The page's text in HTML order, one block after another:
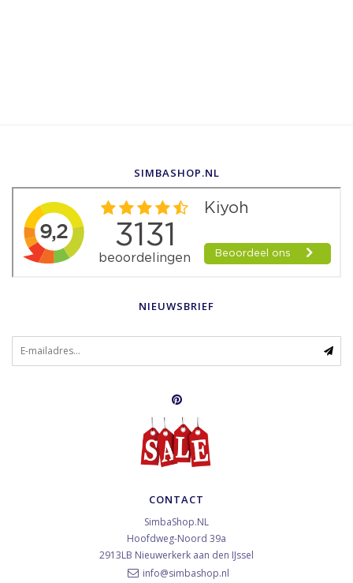
SIMBASHOP.NL
NIEUWSBRIEF
CONTACT
SimbaShop.NL
Hoofdweg-Noord 39a
2913LB Nieuwerkerk aan den IJssel
info@simbashop.nl